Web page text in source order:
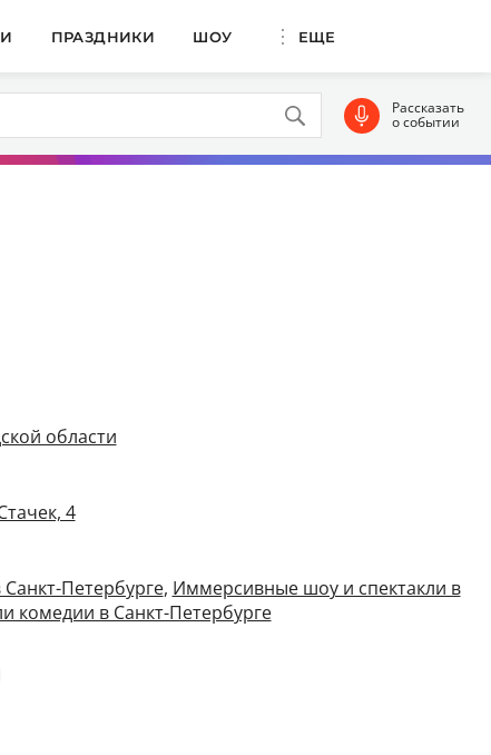
ПРАЗДНИКИ ШОУ ЕЩЕ
Рассказать
о событии
области
4
Петербурге, Иммерсивные шоу и спектакли в
комедии в Санкт-Петербурге